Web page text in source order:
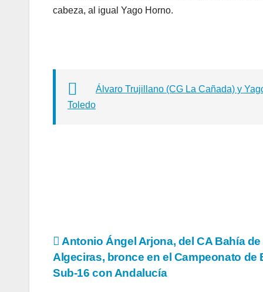
cabeza, al igual Yago Horno.
Álvaro Trujillano (CG La Cañada) y
Toledo
Navegación
de
Antonio Ángel Arjona, del CA Bahía de
Algeciras, bronce en el Campeonato de
Sub-16 con Andalucía